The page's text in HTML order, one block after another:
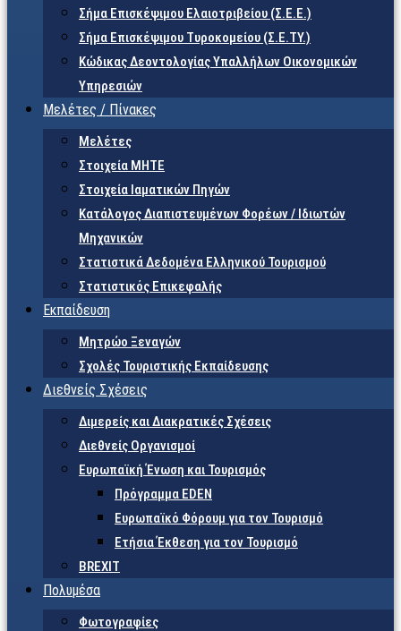
Σήμα Επισκέψιμου Ελαιοτριβείου (Σ.Ε.Ε.)
Σήμα Επισκέψιμου Τυροκομείου (Σ.Ε.TY.)
Κώδικας Δεοντολογίας Υπαλλήλων Οικονομικών
Υπηρεσιών
Μελέτες / Πίνακες
Μελέτες
Στοιχεία ΜΗΤΕ
Στοιχεία Ιαματικών Πηγών
Κατάλογος Διαπιστευμένων Φορέων / Ιδιωτών
Μηχανικών
Στατιστικά Δεδομένα Ελληνικού Τουρισμού
Στατιστικός Επικεφαλής
Εκπαίδευση
Μητρώο Ξεναγών
Σχολές Τουριστικής Εκπαίδευσης
Διεθνείς Σχέσεις
Διμερείς και Διακρατικές Σχέσεις
Διεθνείς Οργανισμοί
Ευρωπαϊκή Ένωση και Τουρισμός
Πρόγραμμα EDEN
Ευρωπαϊκό Φόρουμ για τον Τουρισμό
Ετήσια Έκθεση για τον Τουρισμό
BREXIT
Πολυμέσα
Φωτογραφίες